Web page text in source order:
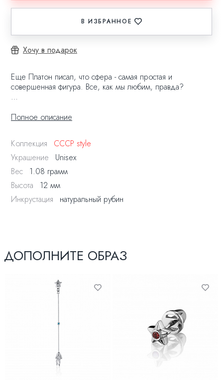
В ИЗБРАННОЕ
Хочу в подарок
Еще Платон писал, что сфера - самая простая и
совершенная фигура. Все, как мы любим, правда?
создали SPHERE с благородным рубином природного
космический образ с серьгой GAGARIN и пусетой STAR.
Полное описание
Коллекция
СССР style
Украшение
Unisex
Вес
1.08 грамм
Высота
12 мм
Инкрустация
натуральный рубин
ДОПОЛНИТЕ ОБРАЗ